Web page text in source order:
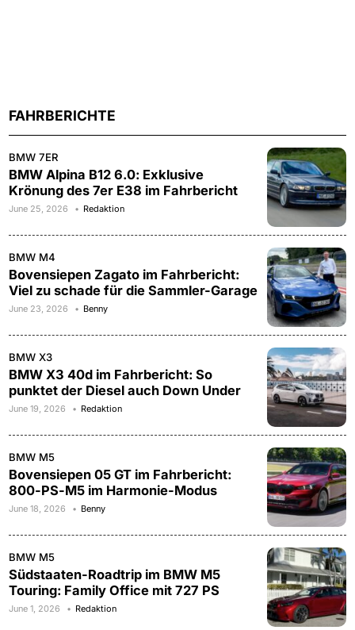
FAHRBERICHTE
BMW 7ER
BMW Alpina B12 6.0: Exklusive
Krönung des 7er E38 im Fahrbericht
June 25, 2026 Redaktion
BMW M4
Bovensiepen Zagato im Fahrbericht:
Viel zu schade für die Sammler-Garage
June 23, 2026 Benny
BMW X3
BMW X3 40d im Fahrbericht: So
punktet der Diesel auch Down Under
June 19, 2026 Redaktion
BMW M5
Bovensiepen 05 GT im Fahrbericht:
800-PS-M5 im Harmonie-Modus
June 18, 2026 Benny
BMW M5
Südstaaten-Roadtrip im BMW M5
Touring: Family Office mit 727 PS
June 1, 2026 Redaktion